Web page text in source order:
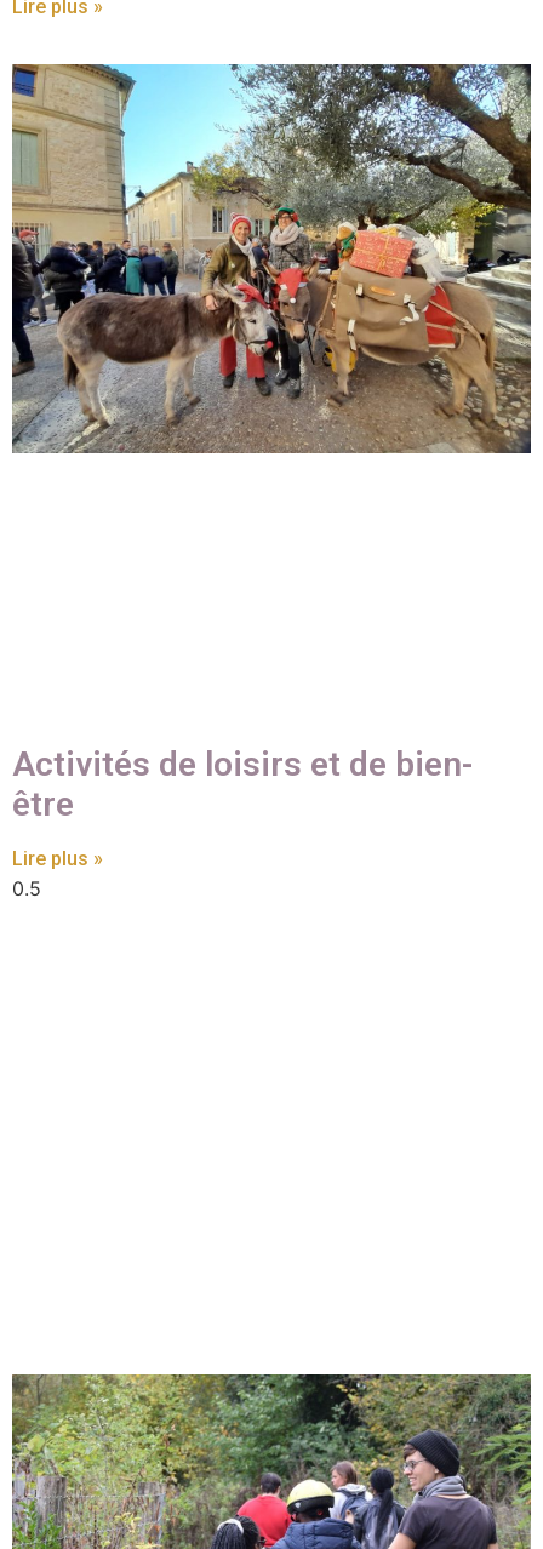
Lire plus »
Activités de loisirs et de bien-
être
Lire plus »